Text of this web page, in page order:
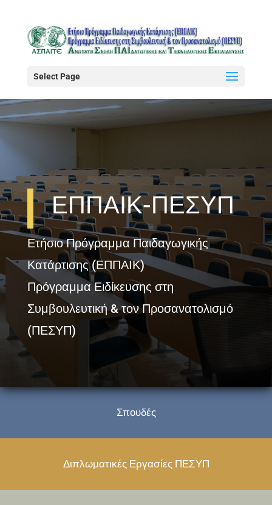
Select Page
ΕΠΠΑΙΚ-ΠΕΣΥΠ
Ετήσιο Πρόγραμμα Παιδαγωγικής
Κατάρτισης (ΕΠΠΑΙΚ)
Πρόγραμμα Ειδίκευσης στη
Συμβουλευτική & τον Προσανατολισμό
(ΠΕΣΥΠ)
Σπουδές
Διπλωματικές Εργασίες ΠΕΣΥΠ